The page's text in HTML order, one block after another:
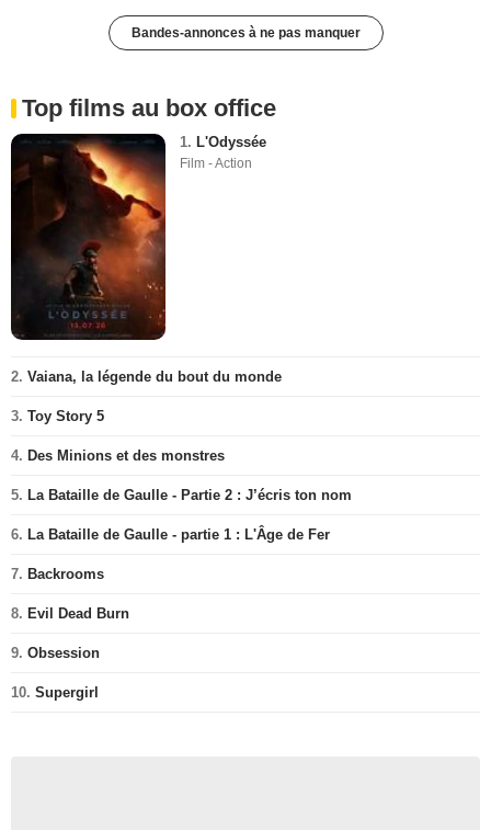
Bandes-annonces à ne pas manquer
Top films au box office
1. L'Odyssée
Film - Action
2. Vaiana, la légende du bout du monde
3. Toy Story 5
4. Des Minions et des monstres
5. La Bataille de Gaulle - Partie 2 : J’écris ton nom
6. La Bataille de Gaulle - partie 1 : L'Âge de Fer
7. Backrooms
8. Evil Dead Burn
9. Obsession
10. Supergirl